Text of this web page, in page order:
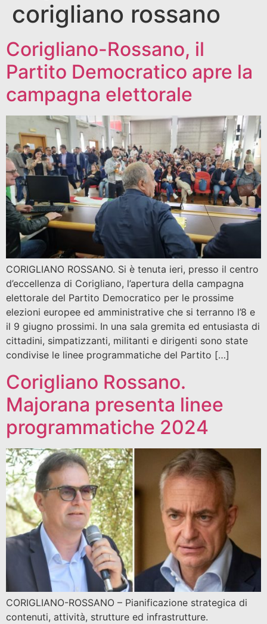
corigliano rossano
Corigliano-Rossano, il
Partito Democratico apre la
campagna elettorale
CORIGLIANO ROSSANO. Si è tenuta ieri, presso il centro
d’eccellenza di Corigliano, l’apertura della campagna
elettorale del Partito Democratico per le prossime
elezioni europee ed amministrative che si terranno l’8 e
il 9 giugno prossimi. In una sala gremita ed entusiasta di
cittadini, simpatizzanti, militanti e dirigenti sono state
condivise le linee programmatiche del Partito […]
Corigliano Rossano.
Majorana presenta linee
programmatiche 2024
CORIGLIANO-ROSSANO – Pianificazione strategica di
contenuti, attività, strutture ed infrastrutture.